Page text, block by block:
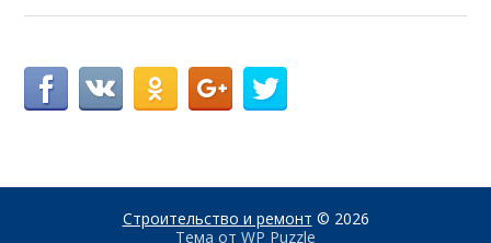
Строительство и ремонт © 2026
Тема от WP Puzzle